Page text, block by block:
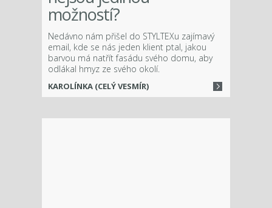
možností?
Nedávno nám přišel do STYLTEXu zajímavý
email, kde se nás jeden klient ptal, jakou
barvou má natřít fasádu svého domu, aby
odlákal hmyz ze svého okolí.
KAROLÍNKA (CELÝ VESMÍR)